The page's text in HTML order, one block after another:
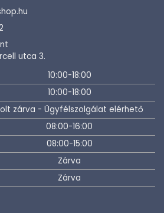
utca 3.
10:00-18:00
10:00-18:00
zárva - Ügyfélszolgálat elérhető
08:00-16:00
08:00-15:00
Zárva
Zárva